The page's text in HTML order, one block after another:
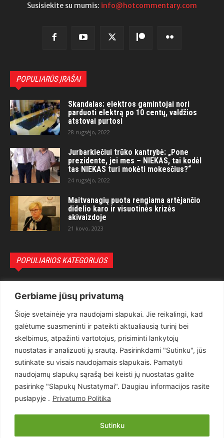
Gerbiame jūsų privatumą
Šioje svetainėje yra naudojami slapukai. Jie reikalingi, kad
galėtume suasmeninti ir pateikti aktualiausią turinį bei
skelbimus, atpažinti vartotojus, prisiminti lankytojų
nuostatas ir analizuoti jų srautą. Pasirinkdami "Sutinku", jūs
sutinkate su visais naudojamais slapukais. Pamatyti
naudojamų slapukų sąrašą bei keisti jų nuostatas galite
pasirinkę "Slapukų Nustatymai". Daugiau informacijos rasite
puslapyje . Privatumo Politika
Sutinku
Susisiekite su mumis: info@hotcommentary.com
POPULIARŪS ĮRAŠAI
Skandalas: elektros gamintojai nori
parduoti elektrą po 10 centų, valdžios
atstovai purtosi
28 rugsėjo, 2022
Jurbarkiečiui trūko kantrybė: „Pone
prezidente, jei mes – NIEKAS, tai kodėl
tas NIEKAS turi mokėti mokesčius?“
24 rugsėjo, 2022
Maitvanagių puota rengiama artėjančio
didelio karo ir visuotinės krizės
akivaizdoje
21 kovo, 2023
POPULIARIOS KATEGORIJOS
Teisėsauga
1497
Aktualu
Lietuva
619
Pasaulis
Статьи на русском
Articles in english